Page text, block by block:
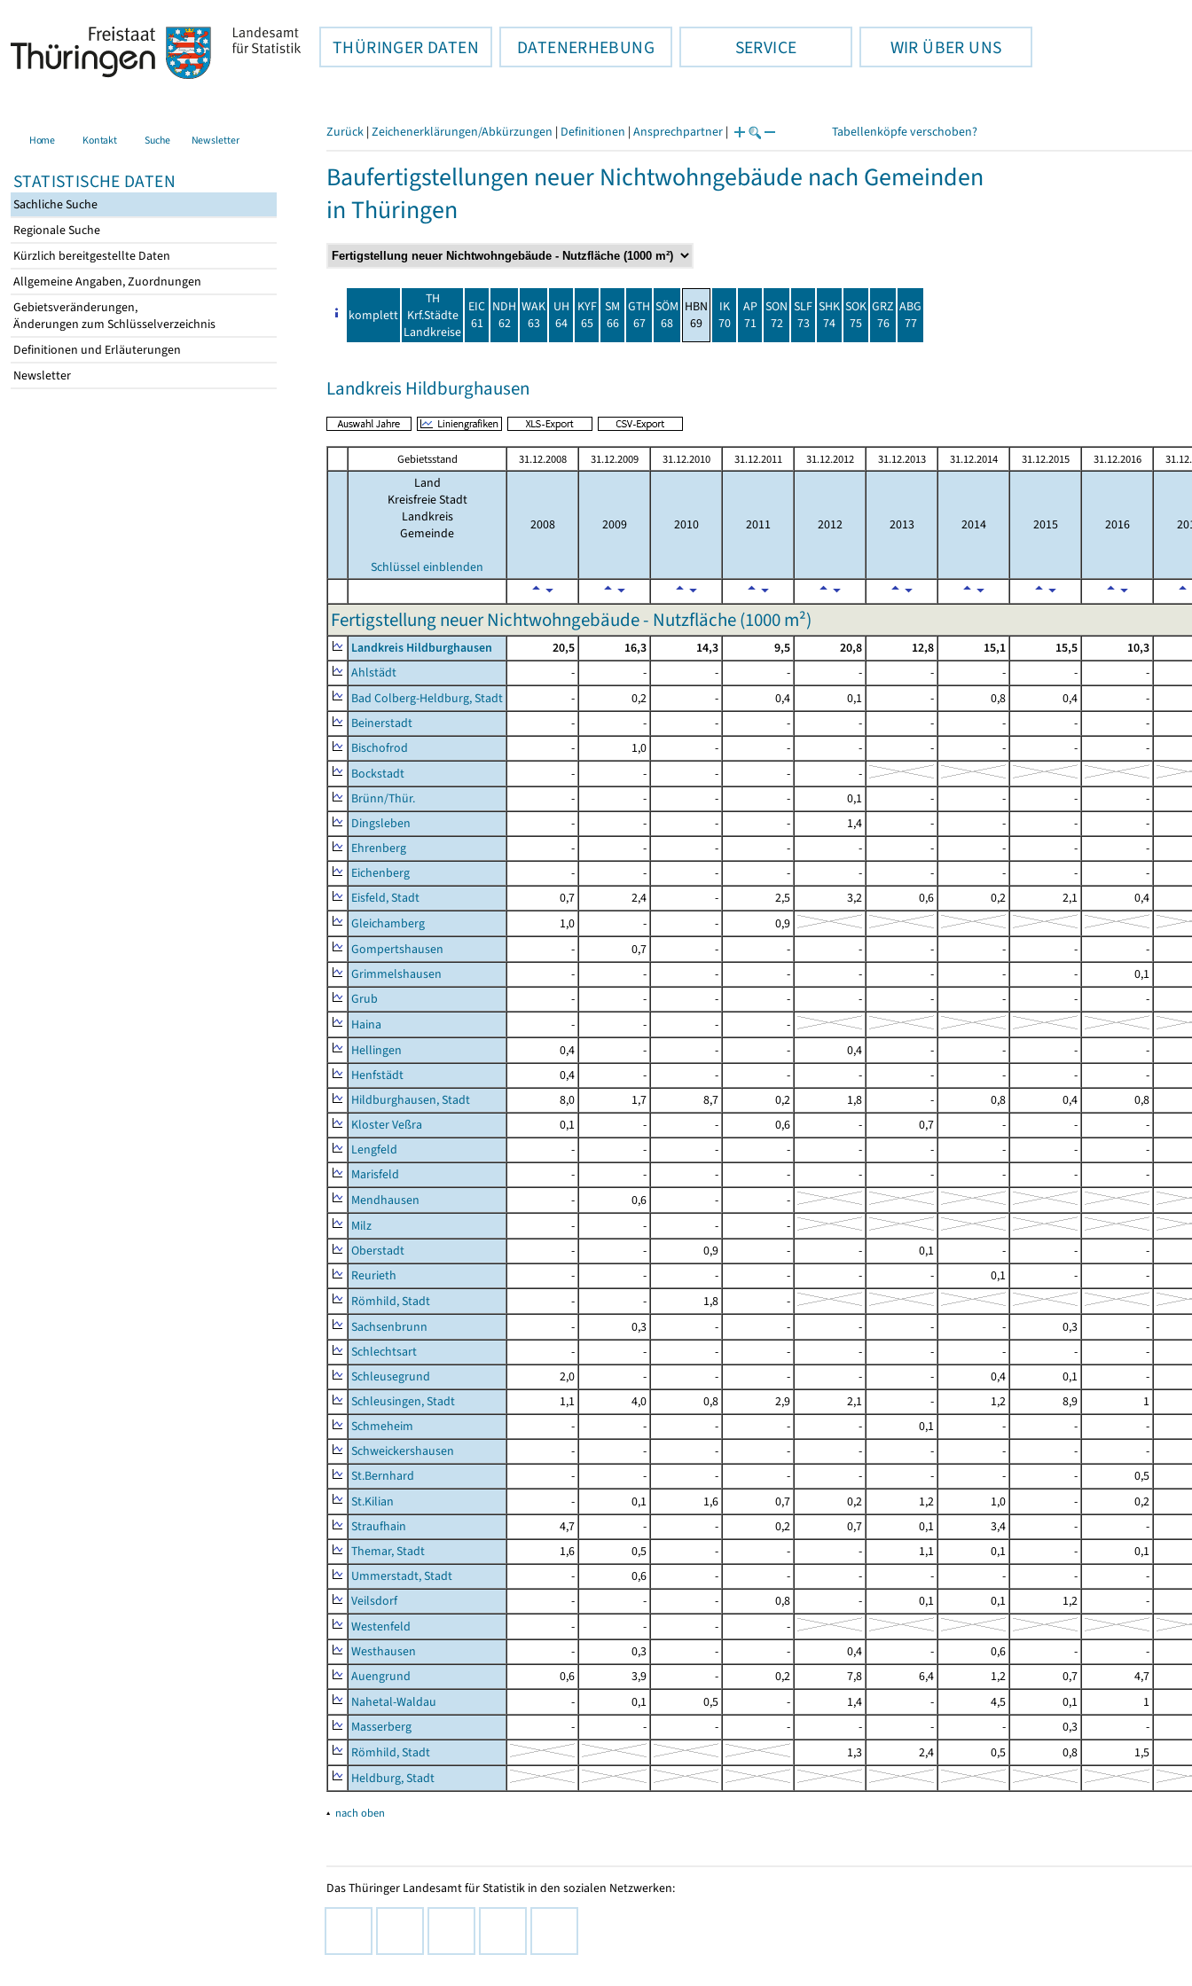
THÜRINGER DATEN DATENERHEBUNG SERVICE WIR ÜBER UNS
Home Kontakt Suche Newsletter
STATISTISCHE DATEN
Sachliche Suche
Regionale Suche
Kürzlich bereitgestellte Daten
Allgemeine Angaben, Zuordnungen
Gebietsveränderungen,
Änderungen zum Schlüsselverzeichnis
Definitionen und Erläuterungen
Newsletter
Zurück | Zeichenerklärungen/Abkürzungen | Definitionen | Ansprechpartner | Tabellenköpfe verschoben?
Baufertigstellungen neuer Nichtwohngebäude nach Gemeinden
in Thüringen
komplett
TH
Krf.Städte
Landkreise
EIC
61
NDH
62
WAK
63
UH
64
KYF
65
SM
66
GTH
67
SÖM
68
HBN
69
IK
70
AP
71
SON
72
SLF
73
SHK
74
SOK
75
GRZ
76
ABG
77
Landkreis Hildburghausen
Gebietsstand 31.12.2008 31.12.2009 31.12.2010 31.12.2011 31.12.2012 31.12.2013 31.12.2014 31.12.2015 31.12.2016
Land
Kreisfreie Stadt
Landkreis
Gemeinde
Schlüssel einblenden
2008 2009 2010 2011 2012 2013 2014 2015 2016
Fertigstellung neuer Nichtwohngebäude - Nutzfläche (1000 m²)
Landkreis Hildburghausen 20,5 16,3 14,3 9,5 20,8 12,8 15,1 15,5
10,3
Ahlstädt
- - - - - - - -
-
Bad Colberg-Heldburg, Stadt
- 0,2 - 0,4 0,1 - 0,8 0,4
-
Beinerstadt
- - - - - - - -
-
Bischofrod
- 1,0 - - - - - -
-
Bockstadt
- - - -
-
Brünn/Thür.
- - - - 0,1 - - -
-
Dingsleben
- - - - 1,4 - - -
-
Ehrenberg
- - - - - - - -
-
Eichenberg
- - - - - - - -
-
Eisfeld, Stadt
0,7 2,4 - 2,5 3,2 0,6 0,2 2,1
0,4
Gleichamberg
1,0 - -
0,9
Gompertshausen
- 0,7 - - - - - -
-
Grimmelshausen
- - - - - - - -
0,1
Grub
- - - - - - - -
-
Haina
- - -
-
Hellingen
0,4 - - - 0,4 - - -
-
Henfstädt
0,4 - - - - - - -
-
Hildburghausen, Stadt
8,0 1,7 8,7 0,2 1,8 - 0,8 0,4
0,8
Kloster Veßra
0,1 - - 0,6 - 0,7 - -
-
Lengfeld
- - - - - - - -
-
Marisfeld
- - - - - - - -
-
Mendhausen
- 0,6 -
-
Milz
- - -
-
Oberstadt
- - 0,9 - - 0,1 - -
-
Reurieth
- - - - - - 0,1 -
-
Römhild, Stadt
- - 1,8
-
Sachsenbrunn
- 0,3 - - - - - 0,3
-
Schlechtsart
- - - - - - - -
-
Schleusegrund
2,0 - - - - - 0,4 0,1
-
Schleusingen, Stadt
1,1 4,0 0,8 2,9 2,1 - 1,2 8,9
1
Schmeheim
- - - - - 0,1 - -
-
Schweickershausen
- - - - - - - -
-
St.Bernhard
- - - - - - - -
0,5
St.Kilian
- 0,1 1,6 0,7 0,2 1,2 1,0 -
0,2
Straufhain
4,7 - - 0,2 0,7 0,1 3,4 -
-
Themar, Stadt
1,6 0,5 - - - 1,1 0,1 -
0,1
Ummerstadt, Stadt
- 0,6 - - - - - -
-
Veilsdorf
- - - 0,8 - 0,1 0,1 1,2
-
Westenfeld
- - -
-
Westhausen
- 0,3 - - 0,4 - 0,6 -
-
Auengrund
0,6 3,9 - 0,2 7,8 6,4 1,2 0,7
4,7
Nahetal-Waldau
- 0,1 0,5 - 1,4 - 4,5 0,1
1
Masserberg
- - - - - - - 0,3
-
Römhild, Stadt
1,3 2,4 0,5 0,8
1,5
Heldburg, Stadt
▴ nach oben
Das Thüringer Landesamt für Statistik in den sozialen Netzwerken: